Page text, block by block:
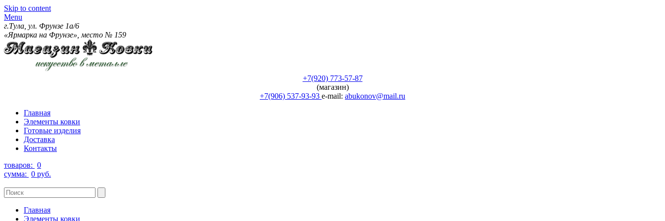
Skip to content
Menu
г.Тула, ул. Фрунзе 1а/6
«Ярмарка на Фрунзе», место № 159
+7(920) 773-57-87
(магазин)
+7(906) 537-93-93 e-mail: abukonov@mail.ru
Главная
Элементы ковки
Готовые изделия
Доставка
Контакты
товаров: 0
сумма: 0 руб.
Главная
Элементы ковки